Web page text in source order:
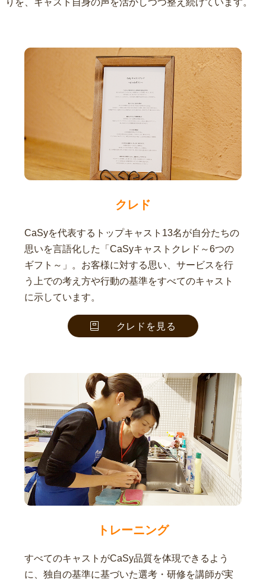
りを、キャスト自身の声を活かしつつ整え続けています。
クレド
CaSyを代表するトップキャスト13名が自分たちの
思いを言語化した「CaSyキャストクレド～6つの
ギフト～」。お客様に対する思い、サービスを行
う上での考え方や行動の基準をすべてのキャスト
に示しています。
クレドを見る
トレーニング
すべてのキャストがCaSy品質を体現できるよう
に、独自の基準に基づいた選考・研修を講師が実